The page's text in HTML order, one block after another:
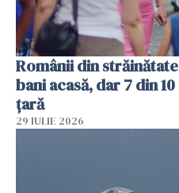
Românii din
bani acasă, dar 7 din
țară
29 IULIE 2026